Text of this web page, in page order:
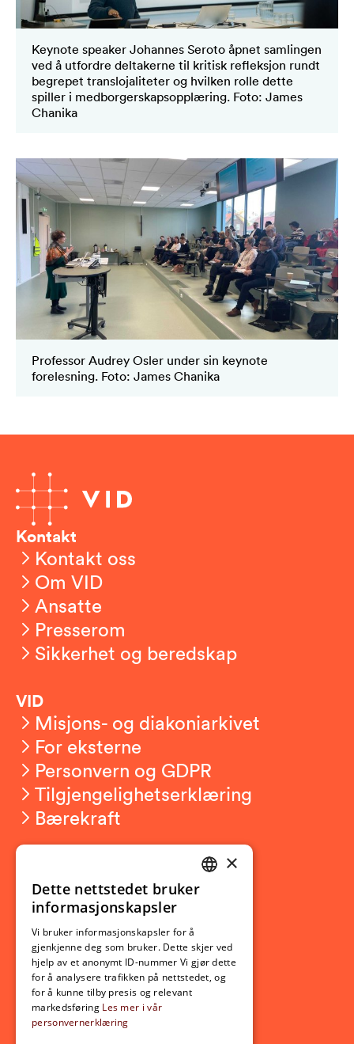
Keynote speaker Johannes Seroto åpnet samlingen
ved å utfordre deltakerne til kritisk refleksjon rundt
begrepet translojaliteter og hvilken rolle dette
spiller i medborgerskapsopplæring. Foto: James
Chanika
Professor Audrey Osler under sin keynote
forelesning. Foto: James Chanika
Kontakt
Kontakt oss
Om VID
Ansatte
Presserom
Sikkerhet og beredskap
VID
Misjons- og diakoniarkivet
For eksterne
Personvern og GDPR
Tilgjengelighetserklæring
Bærekraft
Ny student
Utveksling
Opptak
Lov- og regelverk
Aktuelt
Nyheter
NORWEGIAN
×
Dette nettstedet bruker
informasjonskapsler
Vi bruker informasjonskapsler for å
gjenkjenne deg som bruker. Dette skjer ved
hjelp av et anonymt ID-nummer Vi gjør dette
for å analysere trafikken på nettstedet, og
for å kunne tilby presis og relevant
markedsføring Les mer i vår
personvernerklæring